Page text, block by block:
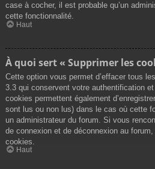
case à cocher, il est probable qu’un
cette fonctionnalité.
Haut
À quoi sert « Supprimer les
Cette option vous permet d’effacer tous
3.3 qui conservent votre authentification
cookies permettent également
sont lus ou non lus) dans le cas où cette
un administrateur du forum. Si vous
de connexion et de déconnexion au
cookies.
Haut